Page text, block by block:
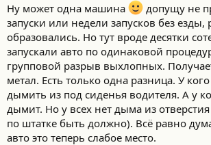
Ну может одна машина
допущу не
запуски или недели запусков без езды,
образовались. Но тут вроде десятки
запускали авто по одинаковой
групповой разрыв выхлопных.
метал. Есть только одна разница. У
дымить из под сиденья водителя. А у
дымит. Но у всех нет дыма из
по штатке быть должно). Всё равно
авто это теперь слабое место.